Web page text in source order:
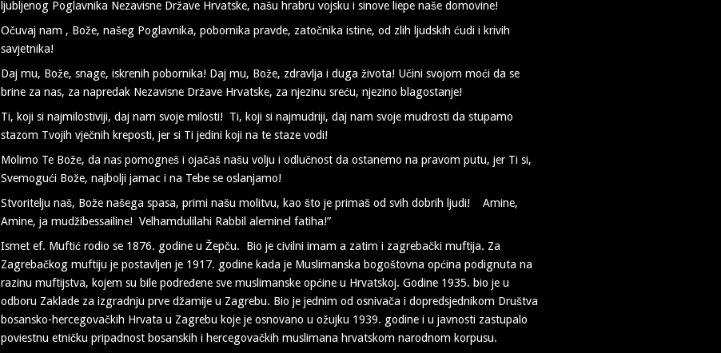
ljubljenog Poglavnika Nezavisne Države Hrvatske, našu hrabru vojsku i sinove liepe naše domovine!
Očuvaj nam , Bože, našeg Poglavnika, pobornika pravde, zatočnika istine, od zlih ljudskih ćudi i krivih
savjetnika!
Daj mu, Bože, snage, iskrenih pobornika! Daj mu, Bože, zdravlja i duga života! Učini svojom moći da se
brine za nas, za napredak Nezavisne Države Hrvatske, za njezinu sreću, njezino blagostanje!
Ti, koji si najmilostiviji, daj nam svoje milosti! Ti, koji si najmudriji, daj nam svoje mudrosti da stupamo
stazom Tvojih vječnih kreposti, jer si Ti jedini koji na te staze vodi!
Molimo Te Bože, da nas pomogneš i ojačaš našu volju i odlučnost da ostanemo na pravom putu, jer Ti si,
Svemogući Bože, najbolji jamac i na Tebe se oslanjamo!
Stvoritelju naš, Bože našega spasa, primi našu molitvu, kao što je primaš od svih dobrih ljudi! Amine,
Amine, ja mudžibessailine! Velhamdulilahi Rabbil aleminel fatiha!”
Ismet ef. Muftić rodio se 1876. godine u Žepču. Bio je civilni imam a zatim i zagrebački muftija. Za
Zagrebačkog muftiju je postavljen je 1917. godine kada je Muslimanska bogoštovna općina podignuta na
razinu muftijstva, kojem su bile podređene sve muslimanske općine u Hrvatskoj. Godine 1935. bio je u
odboru Zaklade za izgradnju prve džamije u Zagrebu. Bio je jednim od osnivača i dopredsjednikom Društva
bosansko-hercegovačkih Hrvata u Zagrebu koje je osnovano u ožujku 1939. godine i u javnosti zastupalo
poviestnu etničku pripadnost bosanskih i hercegovačkih muslimana hrvatskom narodnom korpusu.